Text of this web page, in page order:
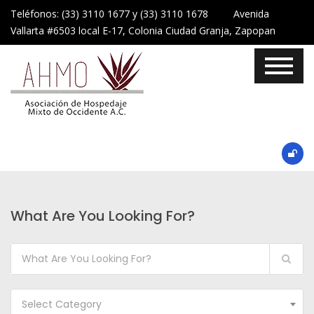
Teléfonos: (33) 3110 1677 y (33) 3110 1678 Avenida
Vallarta #6503 local E-17, Colonia Ciudad Granja, Zapopan
What Are You Looking For?
Select Category